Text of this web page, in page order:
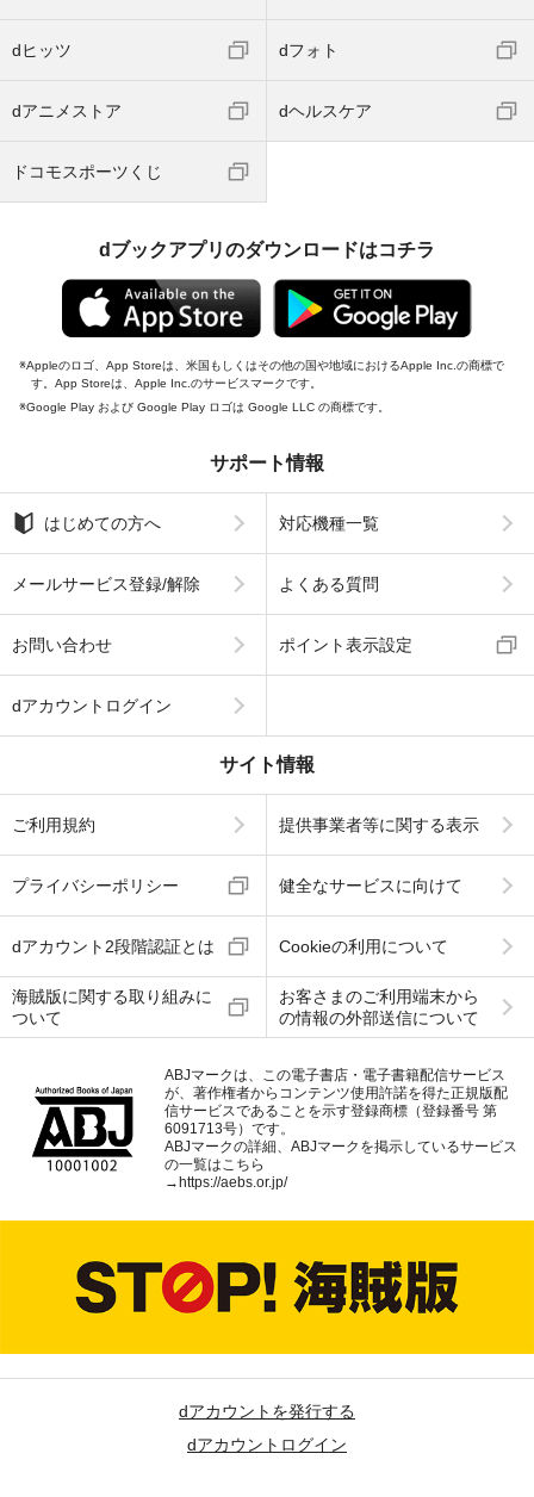
dヒッツ dフォト
dアニメストア dヘルスケア
ドコモスポーツくじ
dブックアプリのダウンロードはコチラ
Appleのロゴ、App Storeは、米国もしくはその他の国や地域におけるApple Inc.の商標で
す。App Storeは、Apple Inc.のサービスマークです。
Google Play および Google Play ロゴは Google LLC の商標です。
サポート情報
はじめての方へ 対応機種一覧
メールサービス登録/解除 よくある質問
お問い合わせ ポイント表示設定
dアカウントログイン
サイト情報
ご利用規約 提供事業者等に関する表示
プライバシーポリシー 健全なサービスに向けて
dアカウント2段階認証とは Cookieの利用について
海賊版に関する取り組みに
ついて
お客さまのご利用端末から
の情報の外部送信について
ABJマークは、この電子書店・電子書籍配信サービス
が、著作権者からコンテンツ使用許諾を得た正規版配
信サービスであることを示す登録商標（登録番号 第
6091713号）です。
ABJマークの詳細、ABJマークを掲示しているサービス
の一覧はこちら
→https://aebs.or.jp/
dアカウントを発行する
dアカウントログイン